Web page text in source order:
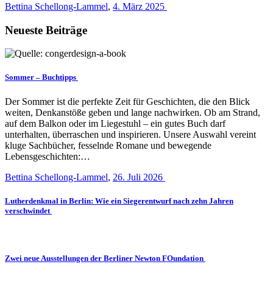
Bettina Schellong-Lammel, 4. März 2025
Neueste Beiträge
Sommer – Buchtipps
Der Sommer ist die perfekte Zeit für Geschichten, die den Blick
weiten, Denkanstöße geben und lange nachwirken. Ob am Strand,
auf dem Balkon oder im Liegestuhl – ein gutes Buch darf
unterhalten, überraschen und inspirieren. Unsere Auswahl vereint
kluge Sachbücher, fesselnde Romane und bewegende
Lebensgeschichten:…
Bettina Schellong-Lammel, 26. Juli 2026
Lutherdenkmal in Berlin: Wie ein Siegerentwurf nach zehn Jahren
verschwindet
Zwei neue Ausstellungen der Berliner Newton FOundation